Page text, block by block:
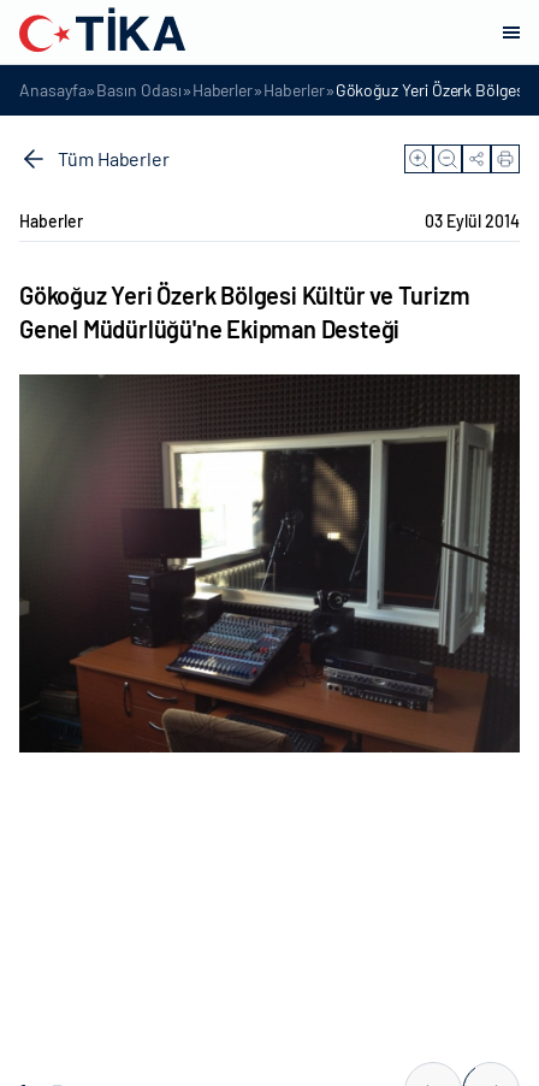
Anasayfa»Basın Odası»Haberler»Haberler»Gökoğuz Yeri Özerk
Tüm Haberler
Haberler 03 Eylül 2014
Gökoğuz Yeri Özerk Bölgesi Kültür ve Turizm
Genel Müdürlüğü'ne Ekipman Desteği